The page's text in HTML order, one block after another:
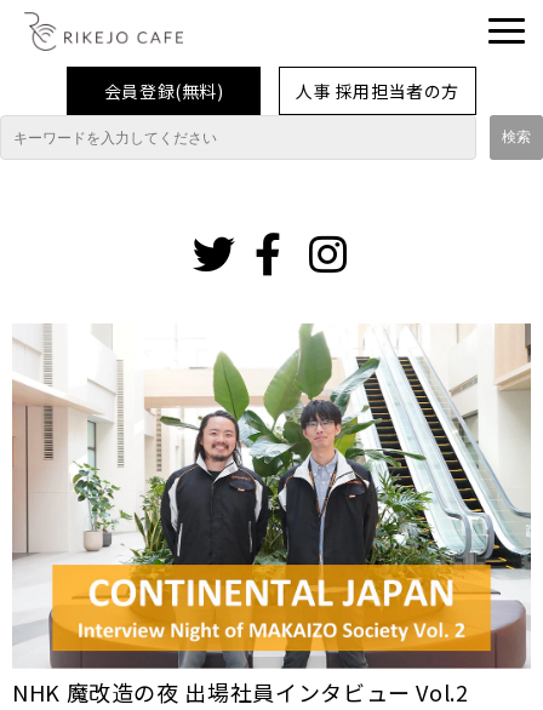
会員登録(無料) 人事 採用担当者の方
イベント
就活情報
大学生活
コラム・特集
インターンシップ体験談
NHK 魔改造の夜 出場社員インタビュー Vol.2